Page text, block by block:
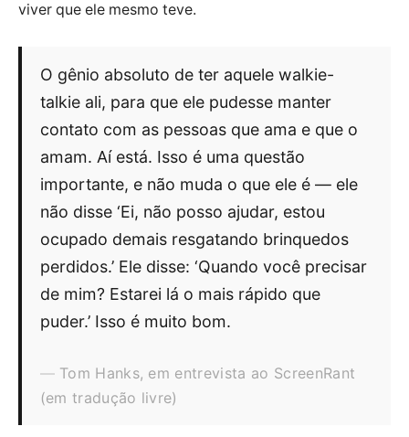
viver que ele mesmo teve.
O gênio absoluto de ter aquele walkie-
talkie ali, para que ele pudesse manter
contato com as pessoas que ama e que o
amam. Aí está. Isso é uma questão
importante, e não muda o que ele é — ele
não disse ‘Ei, não posso ajudar, estou
ocupado demais resgatando brinquedos
perdidos.’ Ele disse: ‘Quando você precisar
de mim? Estarei lá o mais rápido que
puder.’ Isso é muito bom.
Tom Hanks, em entrevista ao ScreenRant
(em tradução livre)